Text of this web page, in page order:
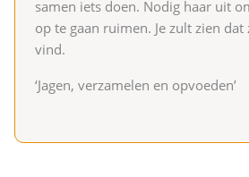
samen iets doen. Nodig haar uit
op te gaan ruimen. Je zult zien dat
vind.
‘Jagen, verzamelen en opvoeden’